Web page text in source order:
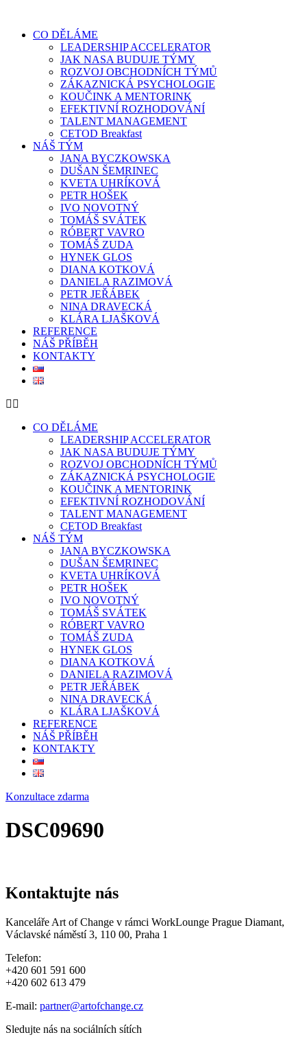
obsahuCO DĚLÁME
LEADERSHIP ACCELERATOR
JAK NASA BUDUJE TÝMY
ROZVOJ OBCHODNÍCH TÝMŮ
ZÁKAZNICKÁ PSYCHOLOGIE
KOUČINK A MENTORINK
EFEKTIVNÍ ROZHODOVÁNÍ
TALENT MANAGEMENT
CETOD Breakfast
NÁŠ TÝM
JANA BYCZKOWSKA
DUŠAN ŠEMRINEC
KVETA UHRÍKOVÁ
PETR HOŠEK
IVO NOVOTNÝ
TOMÁŠ SVÁTEK
RÓBERT VAVRO
TOMÁŠ ZUDA
HYNEK GLOS
DIANA KOTKOVÁ
DANIELA RAZIMOVÁ
PETR JEŘÁBEK
NINA DRAVECKÁ
KLÁRA LJAŠKOVÁ
REFERENCE
NÁŠ PŘÍBĚH
KONTAKTY
CO DĚLÁME
LEADERSHIP ACCELERATOR
JAK NASA BUDUJE TÝMY
ROZVOJ OBCHODNÍCH TÝMŮ
ZÁKAZNICKÁ PSYCHOLOGIE
KOUČINK A MENTORINK
EFEKTIVNÍ ROZHODOVÁNÍ
TALENT MANAGEMENT
CETOD Breakfast
NÁŠ TÝM
JANA BYCZKOWSKA
DUŠAN ŠEMRINEC
KVETA UHRÍKOVÁ
PETR HOŠEK
IVO NOVOTNÝ
TOMÁŠ SVÁTEK
RÓBERT VAVRO
TOMÁŠ ZUDA
HYNEK GLOS
DIANA KOTKOVÁ
DANIELA RAZIMOVÁ
PETR JEŘÁBEK
NINA DRAVECKÁ
KLÁRA LJAŠKOVÁ
REFERENCE
NÁŠ PŘÍBĚH
KONTAKTY
Konzultace zdarma
DSC09690
Kontaktujte nás
Kanceláře Art of Change v rámci WorkLounge Prague Diamant,
Václavské náměstí 3, 110 00, Praha 1
Telefon:
+420 601 591 600
+420 602 613 479
E-mail: partner@artofchange.cz
Sledujte nás na sociálních sítích